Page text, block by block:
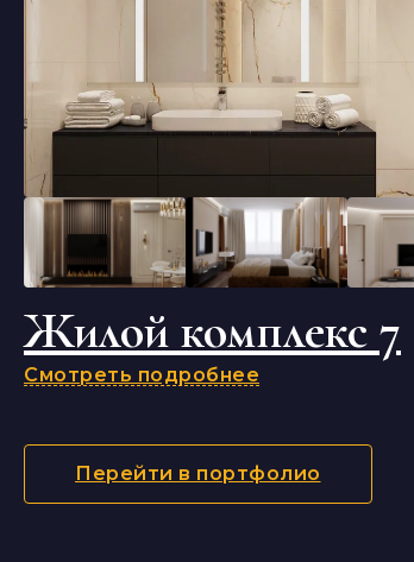
Жилой комплекс 7
Смотреть подробнее
Перейти в портфолио